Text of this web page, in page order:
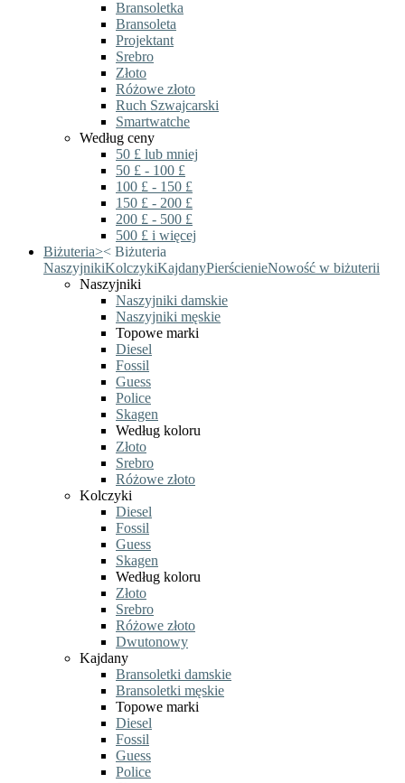
Bransoletka
Bransoleta
Projektant
Srebro
Złoto
Różowe złoto
Ruch Szwajcarski
Smartwatche
Według ceny
50 £ lub mniej
50 £ - 100 £
100 £ - 150 £
150 £ - 200 £
200 £ - 500 £
500 £ i więcej
Biżuteria>< Biżuteria
NaszyjnikiKolczykiKajdanyPierścienieNowość w biżuterii
Naszyjniki
Naszyjniki damskie
Naszyjniki męskie
Topowe marki
Diesel
Fossil
Guess
Police
Skagen
Według koloru
Złoto
Srebro
Różowe złoto
Kolczyki
Diesel
Fossil
Guess
Skagen
Według koloru
Złoto
Srebro
Różowe złoto
Dwutonowy
Kajdany
Bransoletki damskie
Bransoletki męskie
Topowe marki
Diesel
Fossil
Guess
Police